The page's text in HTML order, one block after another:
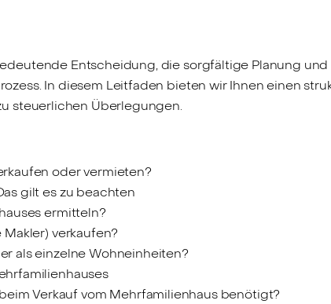
Entscheidung, die sorgfältige Planung
In diesem Leitfaden bieten wir Ihnen einen
steuerlichen Überlegungen.
oder vermieten?
gilt es zu beachten
ermitteln?
verkaufen?
als einzelne Wohneinheiten?
Verkauf vom Mehrfamilienhaus benötigt?